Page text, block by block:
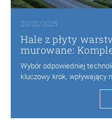
20/02/2025
Hale z płyty
murowane:
Wybór odpowiedniej
kluczowy krok, wpływający